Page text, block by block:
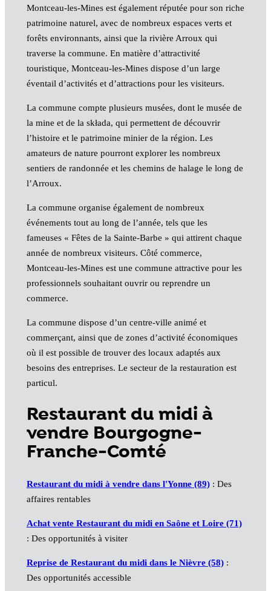
Montceau-les-Mines est également réputée pour son riche
patrimoine naturel, avec de nombreux espaces verts et
forêts environnants, ainsi que la rivière Arroux qui
traverse la commune. En matière d’attractivité
touristique, Montceau-les-Mines dispose d’un large
éventail d’activités et d’attractions pour les visiteurs.
La commune compte plusieurs musées, dont le musée de
la mine et de la składa, qui permettent de découvrir
l’histoire et le patrimoine minier de la région. Les
amateurs de nature pourront explorer les nombreux
sentiers de randonnée et les chemins de halage le long de
l’Arroux.
La commune organise également de nombreux
événements tout au long de l’année, tels que les
fameuses « Fêtes de la Sainte-Barbe » qui attirent chaque
année de nombreux visiteurs. Côté commerce,
Montceau-les-Mines est une commune attractive pour les
professionnels souhaitant ouvrir ou reprendre un
commerce.
La commune dispose d’un centre-ville animé et
commerçant, ainsi que de zones d’activité économiques
où il est possible de trouver des locaux adaptés aux
besoins des entreprises. Le secteur de la restauration est
particul.
Restaurant du midi à
vendre Bourgogne-
Franche-Comté
Restaurant du midi à vendre dans l'Yonne (89): Des
affaires rentables
Achat vente Restaurant du midi en Saône et Loire (71)
: Des opportunités à visiter
Reprise de Restaurant du midi dans le Nièvre (58):
Des opportunités accessible